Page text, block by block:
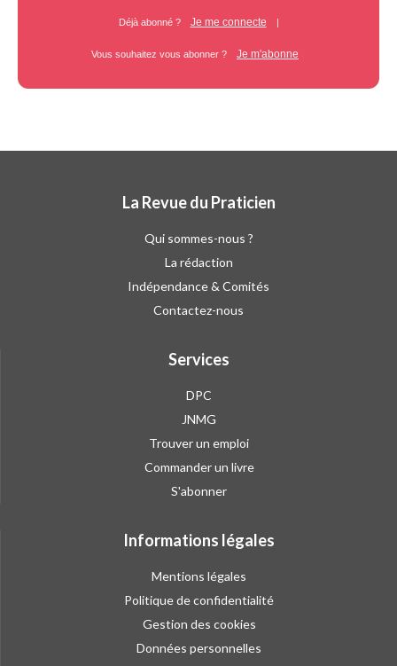
Déjà abonné ? Je me connecte |
Vous souhaitez vous abonner ? Je m'abonne
La Revue du Praticien
Qui sommes-nous ?
La rédaction
Indépendance & Comités
Contactez-nous
Services
DPC
JNMG
Trouver un emploi
Commander un livre
S'abonner
Informations légales
Mentions légales
Politique de confidentialité
Gestion des cookies
Données personnelles